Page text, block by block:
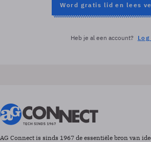
Word gratis lid en lees
Heb je al een account?
AG Connect is sinds 1967 de essentiële bron van